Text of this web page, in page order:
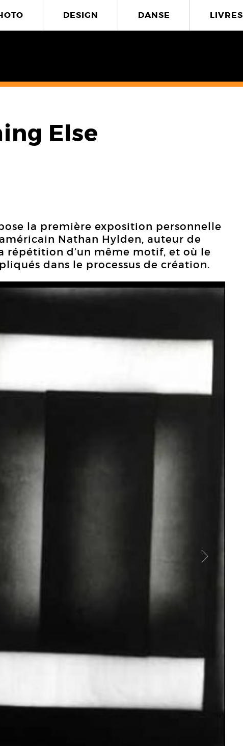
DESIGN DANSE LIVRES
Else
la première exposition personnelle
Nathan Hylden, auteur de
répétition d’un même motif, et où le
dans le processus de création.